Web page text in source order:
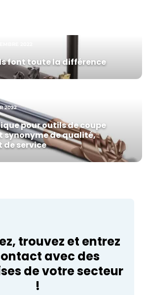
font toute la différence
2022
pour outils de coupe
synonyme de qualité,
de service
trouvez et entrez
avec des
de votre secteur
!